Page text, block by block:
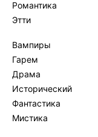
Романтика
Этти
Вампиры
Гарем
Драма
Исторический
Фантастика
Мистика